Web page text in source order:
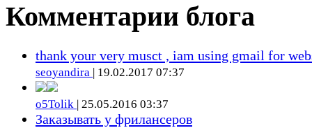
Комментарии блога
thank your very musct , iam using gmail for
seoyandira | 19.02.2017 07:37
o5Tolik | 25.05.2016 03:37
Заказывать у фрилансеров